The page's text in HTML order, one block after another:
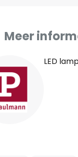
Meer
LED